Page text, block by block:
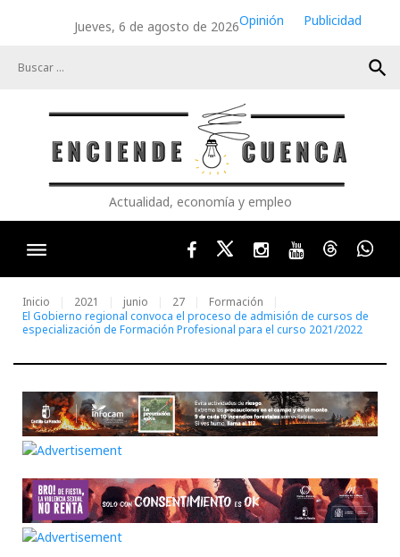
Jueves, 6 de agosto de 2026Opinión
Publicidad
search
Actualidad, economía y empleo
FacebookTwitterInstagram
YoutubeThreads
Inicio 2021 junio 27
Formación
El Gobierno regional convoca el proceso de admisión de cursos de
especialización de Formación Profesional para el curso 2021/2022